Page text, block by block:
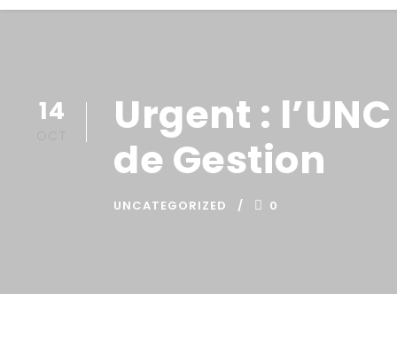
14
Urgent :
de Gestion
UNCATEGORIZED 0